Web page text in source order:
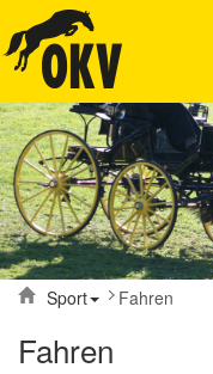
Sport Fahren
Fahren